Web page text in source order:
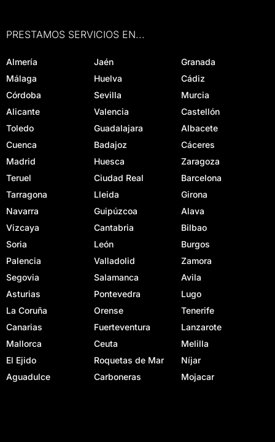
PRESTAMOS SERVICIOS EN...
Almería Jaén
Granada
Málaga
Huelva
Cádiz
Córdoba
Sevilla
Murcia
Alicante
Valencia
Castellón
Toledo
Guadalajara
Albacete
Cuenca
Badajoz
Cáceres
Madrid
Huesca
Zaragoza
Teruel
Ciudad Real
Barcelona
Tarragona
Lleida
Girona
Navarra
Guipúzcoa
Alava
Vizcaya
Cantabria
Bilbao
Soria
León
Burgos
Palencia
Valladolid
Zamora
Segovia
Salamanca
Avila
Asturias
Pontevedra
Lugo
La Coruña
Orense
Tenerife
Canarias
Fuerteventura
Lanzarote
Mallorca
Ceuta
Melilla
El Ejido
Roquetas de Mar
Níjar
Aguadulce
Carboneras Mojacar